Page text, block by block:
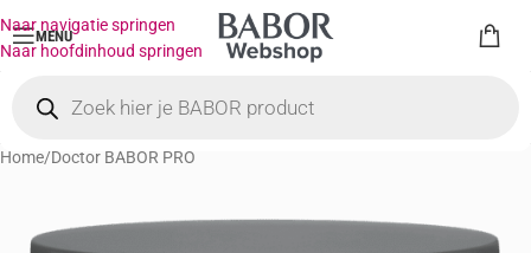
Naar navigatie springen
Naar hoofdinhoud springen
MENU
Home/Doctor BABOR PRO